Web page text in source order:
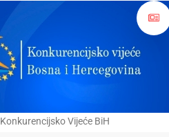
Konkurencijsko Vijeće BiH